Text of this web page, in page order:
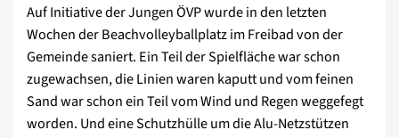
Auf Initiative der Jungen ÖVP wurde in den letzten
Wochen der Beachvolleyballplatz im Freibad von der
Gemeinde saniert. Ein Teil der Spielfläche war schon
zugewachsen, die Linien waren kaputt und vom feinen
Sand war schon ein Teil vom Wind und Regen weggefegt
worden. Und eine Schutzhülle um die Alu-Netzstützen